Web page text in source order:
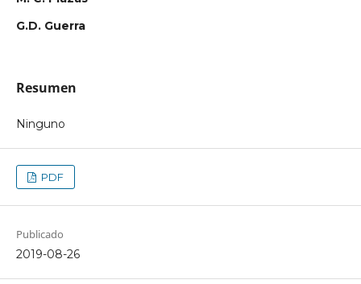
G.D. Guerra
Resumen
Ninguno
PDF
Publicado
2019-08-26